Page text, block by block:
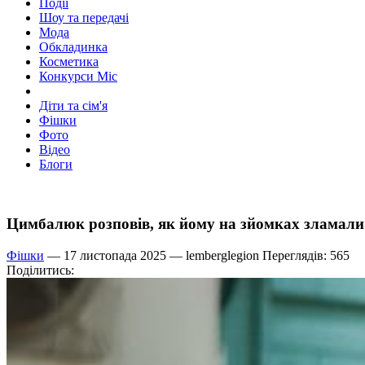
Події
Шоу та передачі
Мода
Обкладинка
Косметика
Конкурси Міс
Діти та сім'я
Фішки
Фото
Відео
Блоги
Цимбалюк розповів, як йому на зйомках зламали
Фішки — 17 листопада 2025 — lemberglegion Переглядів: 565
Поділитись: